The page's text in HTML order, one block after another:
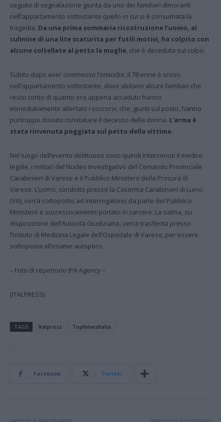
seguito di segnalazione giunta da uno dei familiari dimoranti
nell’appartamento sottostante quello in cui si è consumata la
tragedia. Da una prima sommaria ricostruzione l’uomo, al
culmine di una lite scaturita per futili motivi, ha colpito con
alcune coltellate al petto la moglie, che è deceduta sul colpo.
Subito dopo aver commesso l’omicidio, il 78 enne è sceso
nell’appartamento sottostante, dove abitano alcuni familiari che
resisi conto di quanto era appena accaduto hanno
immediatamente allertato i soccorsi, che, giunti sul posto, hanno
purtroppo dovuto constatare il decesso della donna. L’arma è
stata rinvenuta poggiata sul petto della vittima.
Nel luogo dell’evento delittuoso sono quindi intervenuti il medico
legale, i militari del Nucleo Investigativo del Comando Provinciale
Carabinieri di Varese e il Pubblico Ministero della Procura di
Varese. L’uomo, condotto presso la Caserma Carabinieri di Luino
(VA), verrà sottoposto ad interrogatorio da parte del Pubblico
Ministero e successivamente portato in carcere. La salma, su
disposizione dell’Autorità Giudiziaria, verrà trasferita presso
l’Istituto di Medicina Legale dell’Ospedale di Varese, per essere
sottoposta all’esame autoptico.
– Foto di repertorio IPA Agency –
(ITALPRESS).
TAGS Italpress TopNewsItalia
Facebook Twitter